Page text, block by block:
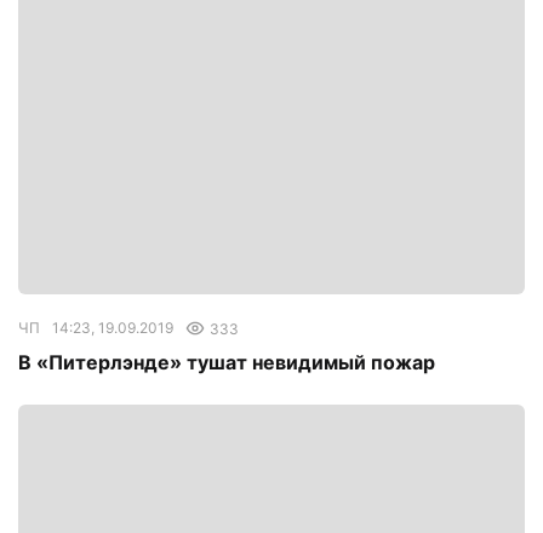
ЧП 14:23, 19.09.2019 333
В «Питерлэнде» тушат невидимый пожар